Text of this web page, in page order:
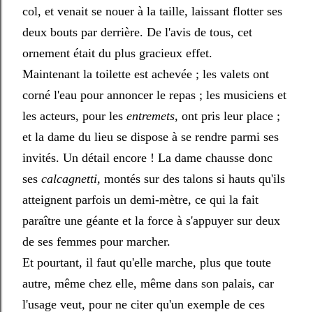
col, et venait se nouer à la taille, laissant flotter ses
deux bouts par derrière. De l'avis de tous, cet
ornement était du plus gracieux effet.
Maintenant la toilette est achevée ; les valets ont
corné l'eau pour annoncer le repas ; les musiciens et
les acteurs, pour les entremets, ont pris leur place ;
et la dame du lieu se dispose à se rendre parmi ses
invités. Un détail encore ! La dame chausse donc
ses calcagnetti, montés sur des talons si hauts qu'ils
atteignent parfois un demi-mètre, ce qui la fait
paraître une géante et la force à s'appuyer sur deux
de ses femmes pour marcher.
Et pourtant, il faut qu'elle marche, plus que toute
autre, même chez elle, même dans son palais, car
l'usage veut, pour ne citer qu'un exemple de ces